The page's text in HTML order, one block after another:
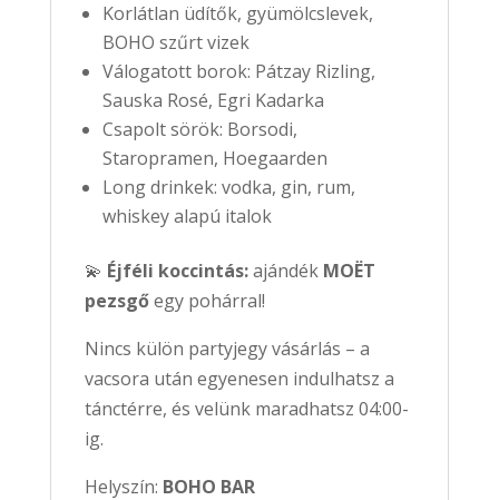
Korlátlan üdítők, gyümölcslevek,
BOHO szűrt vizek
Válogatott borok: Pátzay Rizling,
Sauska Rosé, Egri Kadarka
Csapolt sörök: Borsodi,
Staropramen, Hoegaarden
Long drinkek: vodka, gin, rum,
whiskey alapú italok
💫 Éjféli koccintás:ajándék MOËT
pezsgőegy pohárral!
Nincs külön partyjegy vásárlás – a
vacsora után egyenesen indulhatsz a
tánctérre, és velünk maradhatsz 04:00-
ig.
Helyszín: BOHO BAR